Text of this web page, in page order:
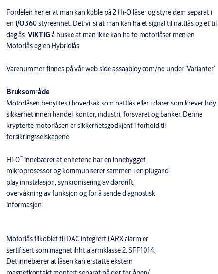
Fordelen her er at man kan koble på 2 Hi-O låser og styre dem separat i
en I/O360styreenhet. Det vil si at man kan ha et signal til nattlås og et til
daglås. VIKTIG å huske at man ikke kan ha to motorlåser men en
Motorlås og en Hybridlås.
Varenummer finnes på vår web side assaabloy.com/no under `Varianter`
Bruksområde
Motorlåsen benyttes i hovedsak som nattlås eller i dører som krever høy
sikkerhet innen handel, kontor, industri, forsvaret og banker. Denne
krypterte motorlåsen er sikkerhetsgodkjent i forhold til
forsikringsselskapene.
Hi-O™innebærer at enhetene har en innebygget
mikroprosessor og kommuniserer sammen i en plugand-
play innstalasjon, synkronisering av dørdrift,
overvåkning av funksjon og for å sende diagnostisk
informasjon.
Motorlås tilkoblet til DAC integrert i ARX alarm er
sertifisert som magnet ihht alarmklasse 2, SFF1014.
Det innebærer at låsen kan erstatte ekstern